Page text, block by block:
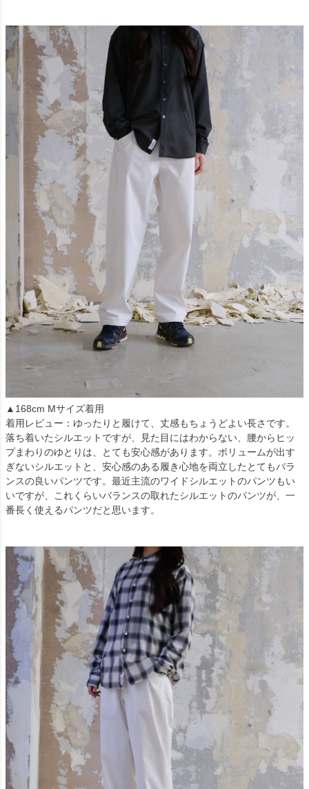
▲168cm Mサイズ着用
着用レビュー：ゆったりと履けて、丈感もちょうどよい長さです。
落ち着いたシルエットですが、見た目にはわからない、腰からヒッ
プまわりのゆとりは、とても安心感があります。ボリュームが出す
ぎないシルエットと、安心感のある履き心地を両立したとてもバラ
ンスの良いパンツです。最近主流のワイドシルエットのパンツもい
いですが、これくらいバランスの取れたシルエットのパンツが、一
番長く使えるパンツだと思います。